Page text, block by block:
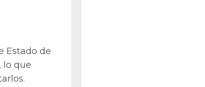
Estado de
lo que